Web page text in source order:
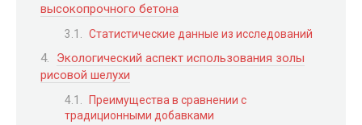
высокопрочного бетона
Статистические данные из исследований
Экологический аспект использования золы
рисовой шелухи
Преимущества в сравнении с
традиционными добавками